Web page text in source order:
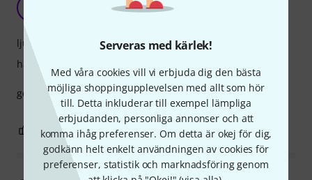
Serveras med kärlek!
Med våra cookies vill vi erbjuda dig den bästa
möjliga shoppingupplevelsen med allt som hör
till. Detta inkluderar till exempel lämpliga
erbjudanden, personliga annonser och att
komma ihåg preferenser. Om detta är okej för dig,
godkänn helt enkelt användningen av cookies för
preferenser, statistik och marknadsföring genom
iRma2021 14.05.2023
good price for this quality
ljud
hantverkskvalitet
0 ANMÄL RECENSION